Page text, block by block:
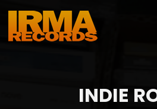
INDIE